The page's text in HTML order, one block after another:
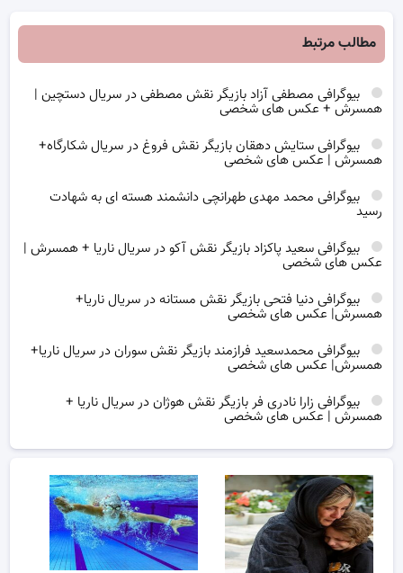
مطالب مرتبط
بیوگرافی مصطفی آزاد بازیگر نقش مصطفی در سریال دستچین |
همسرش + عکس های شخصی
بیوگرافی ستایش دهقان بازیگر نقش فروغ در سریال شکارگاه+
همسرش | عکس های شخصی
بیوگرافی محمد مهدی طهرانچی دانشمند هسته ای به شهادت
رسید
بیوگرافی سعید پاکزاد بازیگر نقش آکو در سریال ناریا + همسرش |
عکس های شخصی
بیوگرافی دنیا فتحی بازیگر نقش مستانه در سریال ناریا+
همسرش| عکس های شخصی
بیوگرافی محمدسعید فرازمند بازیگر نقش سوران در سریال ناریا+
همسرش| عکس های شخصی
بیوگرافی زارا نادری فر بازیگر نقش هوژان در سریال ناریا +
همسرش | عکس های شخصی